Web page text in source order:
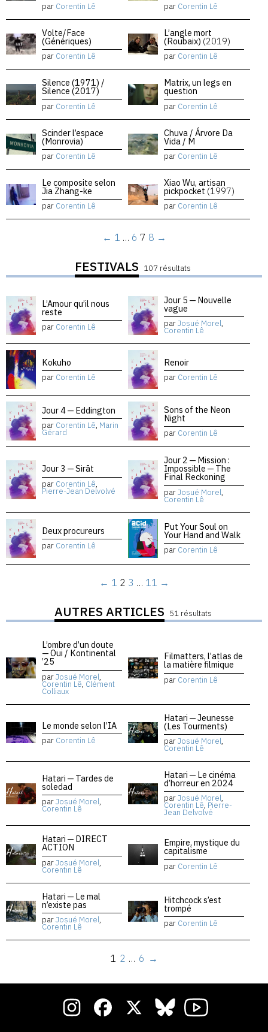
par Corentin Lê par Corentin Lê
Volte/Face
(Génériques)
par Corentin Lê
L’angle mort
(Roubaix) (2019)
par Corentin Lê
Silence (1971) /
Silence (2017)
par Corentin Lê
Matrix, un legs en
question
par Corentin Lê
Scinder l’espace
(Monrovia)
par Corentin Lê
Chuva / Árvore Da
Vida / M
par Corentin Lê
Le composite selon
Jia Zhang-ke
par Corentin Lê
Xiao Wu, artisan
pickpocket (1997)
par Corentin Lê
← 1 … 6 7 8 →
FESTIVALS 107 résultats
L’Amour qu’il nous
reste
par Corentin Lê
Jour 5 — Nouvelle
vague
parJosué Morel,
Corentin Lê
Kokuho
par Corentin Lê
Renoir
par Corentin Lê
Jour 4 — Eddington
par Corentin Lê, Marin
Gérard
Sons of the Neon
Night
par Corentin Lê
Jour 3 — Sirāt
par Corentin Lê,
Pierre-Jean Delvolvé
Jour 2 — Mission :
Impossible — The
Final Reckoning
parJosué Morel,
Corentin Lê
Deux procureurs
par Corentin Lê
Put Your Soul on
Your Hand and Walk
par Corentin Lê
← 1 2 3 … 11 →
AUTRES ARTICLES 51 résultats
L’ombre d’un doute
— Oui / Kontinental
’25
parJosué Morel,
Corentin Lê, Clément
Colliaux
Filmatters, l’atlas de
la matière filmique
par Corentin Lê
Le monde selon l’IA
par Corentin Lê
Hatari — Jeunesse
(Les Tourments)
parJosué Morel,
Corentin Lê
Hatari — Tardes de
soledad
parJosué Morel,
Corentin Lê
Hatari — Le cinéma
d’horreur en 2024
parJosué Morel,
Corentin Lê, Pierre-
Jean Delvolvé
Hatari — DIRECT
ACTION
parJosué Morel,
Corentin Lê
Empire, mystique du
capitalisme
par Corentin Lê
Hatari — Le mal
n’existe pas
parJosué Morel,
Corentin Lê
Hitchcock s’est
trompé
par Corentin Lê
1 2 … 6 →